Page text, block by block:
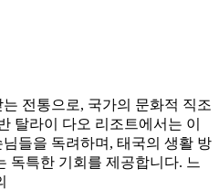
전통으로, 국가의 문화적 직조
탈라이 다오 리조트에서는 이
들을 독려하며, 태국의 생활 방
독특한 기회를 제공합니다. 느